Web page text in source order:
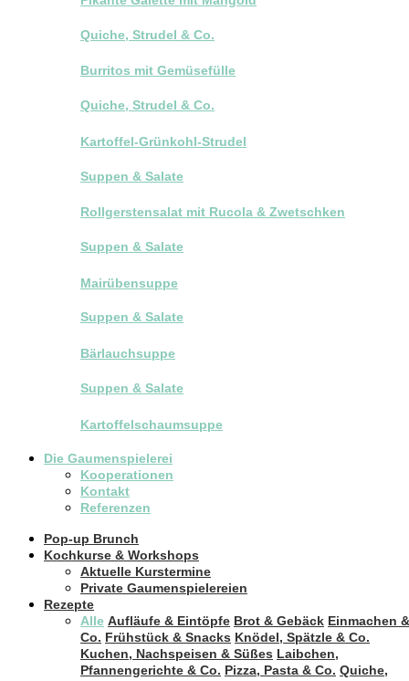
Quiche, Strudel & Co.
Burritos mit Gemüsefülle
Quiche, Strudel & Co.
Kartoffel-Grünkohl-Strudel
Suppen & Salate
Rollgerstensalat mit Rucola & Zwetschken
Suppen & Salate
Mairübensuppe
Suppen & Salate
Bärlauchsuppe
Suppen & Salate
Kartoffelschaumsuppe
Die Gaumenspielerei
Kooperationen
Kontakt
Referenzen
Pop-up Brunch
Kochkurse & Workshops
Aktuelle Kurstermine
Private Gaumenspielereien
Rezepte
Alle Aufläufe & Eintöpfe Brot & Gebäck Einmachen &
Co. Frühstück & Snacks Knödel, Spätzle & Co.
Kuchen, Nachspeisen & Süßes Laibchen,
Pfannengerichte & Co. Pizza, Pasta & Co. Quiche,